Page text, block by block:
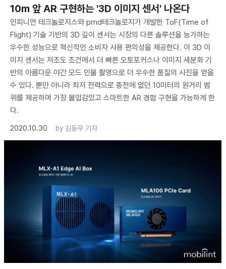
10m 앞 AR 구현하는 '3D 이미지 센서' 나온다
인피니언 테크놀로지스와 pmd테크놀로지가 개발한 ToF(Time of
Flight) 기술 기반의 3D 깊이 센서는 시장의 다른 솔루션을 능가하는
우수한 성능으로 혁신적인 소비자 사용 편의성을 제공한다. 이 3D 이
미지 센서는 저조도 조건에서 더 빠른 오토포커스나 이미지 세분화 기
반의 아름다운 야간 모드 인물 촬영으로 더 우수한 품질의 사진을 얻을
수 있다. 뿐만 아니라 최저 전력으로 종전에 없던 10미터의 원거리 범
위를 제공하며 가장 몰입감있고 스마트한 AR 경험 구현을 가능하게 한
다.
2020.10.30
by 김동우 기자